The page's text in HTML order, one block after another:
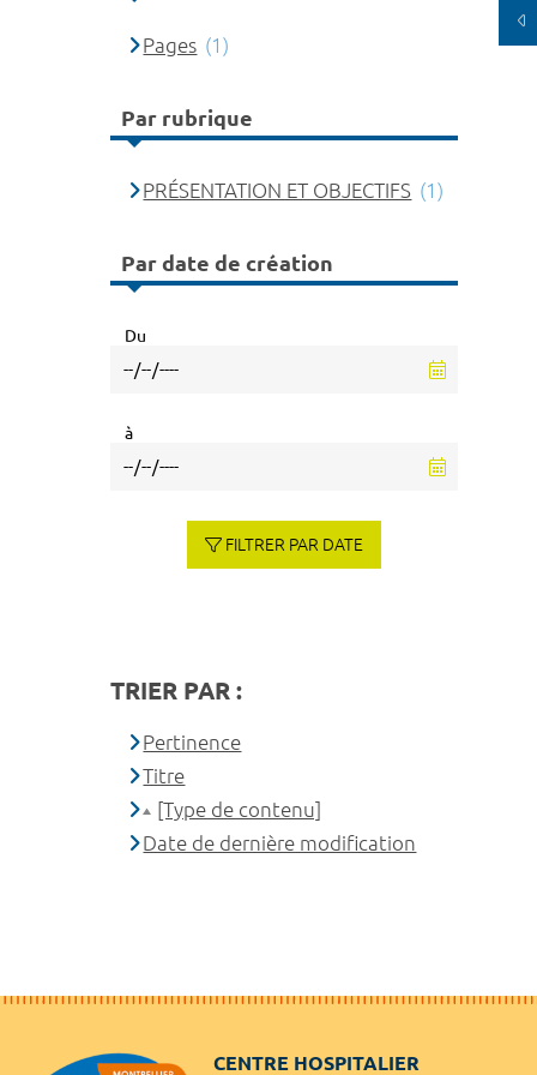
Pages (1)
Par rubrique
PRÉSENTATION ET OBJECTIFS (1)
Par date de création
Du
à
FILTRER PAR DATE
TRIER PAR :
Pertinence
Titre
[Type de contenu]
Date de dernière modification
CENTRE HOSPITALIER